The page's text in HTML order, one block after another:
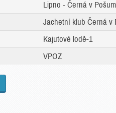
Lipno - Černá v
Jachetní klub Černá v
Kajutové lodě-1
VPOZ